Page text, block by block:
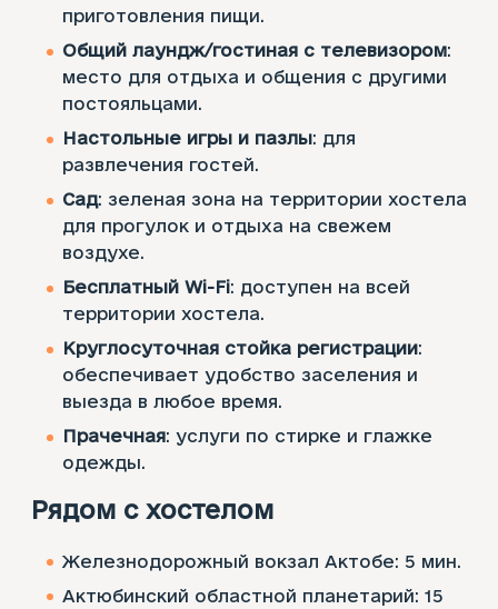
приготовления пищи.
Общий лаундж/гостиная с телевизором:
место для отдыха и общения с другими
постояльцами.
Настольные игры и пазлы: для
развлечения гостей.
Сад: зеленая зона на территории хостела
для прогулок и отдыха на свежем
воздухе.
Бесплатный Wi-Fi: доступен на всей
территории хостела.
Круглосуточная стойка регистрации:
обеспечивает удобство заселения и
выезда в любое время.
Прачечная: услуги по стирке и глажке
одежды.
Рядом с хостелом
Железнодорожный вокзал Актобе: 5 мин.
Актюбинский областной планетарий: 15